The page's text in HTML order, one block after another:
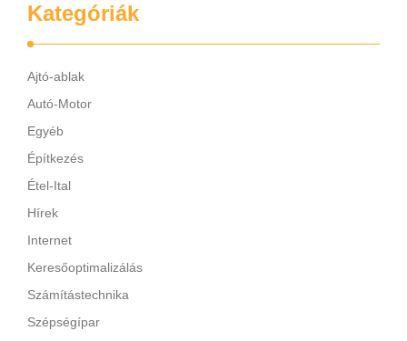
Kategóriák
Ajtó-ablak
Autó-Motor
Egyéb
Építkezés
Étel-Ital
Hírek
Internet
Keresőoptimalizálás
Számítástechnika
Szépségípar